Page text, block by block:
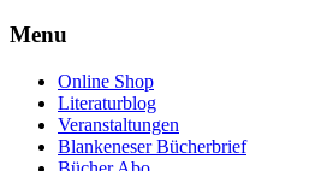
Menu
Online Shop
Literaturblog
Veranstaltungen
Blankeneser Bücherbrief